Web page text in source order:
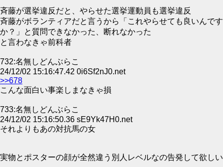
斉藤が選挙違反だと、やらせた選挙運動員も選挙違反
斉藤がボランティアだと言うから「これやらせても良いんです
か？」と質問できなかった、断れなかった
と言わなきゃ前科者
732:名無しどんぶらこ
24/12/02 15:16:47.42 0i6Sf2nJ0.net
>>678
こんな面白い事楽しまなきゃ損
733:名無しどんぶらこ
24/12/02 15:16:50.36 sE9Yk47H0.net
それよりもあの対抗馬の女
実物とポスターの顔が全然違う別人レベルなの告発して欲しい